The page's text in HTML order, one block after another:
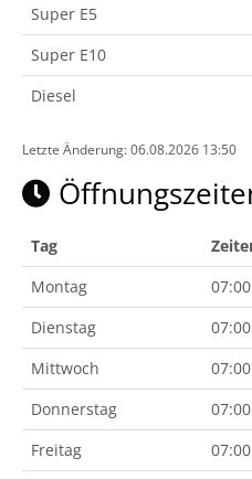
Super E5
Super E10
Diesel
Letzte Änderung: 06.08.2026 13:50
Tag
Montag
Dienstag
Mittwoch
Donnerstag
Freitag